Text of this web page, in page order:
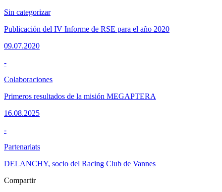
Sin categorizar
Publicación del IV Informe de RSE para el año 2020
09.07.2020
-
Colaboraciones
Primeros resultados de la misión MEGAPTERA
16.08.2025
-
Partenariats
DELANCHY, socio del Racing Club de Vannes
Compartir